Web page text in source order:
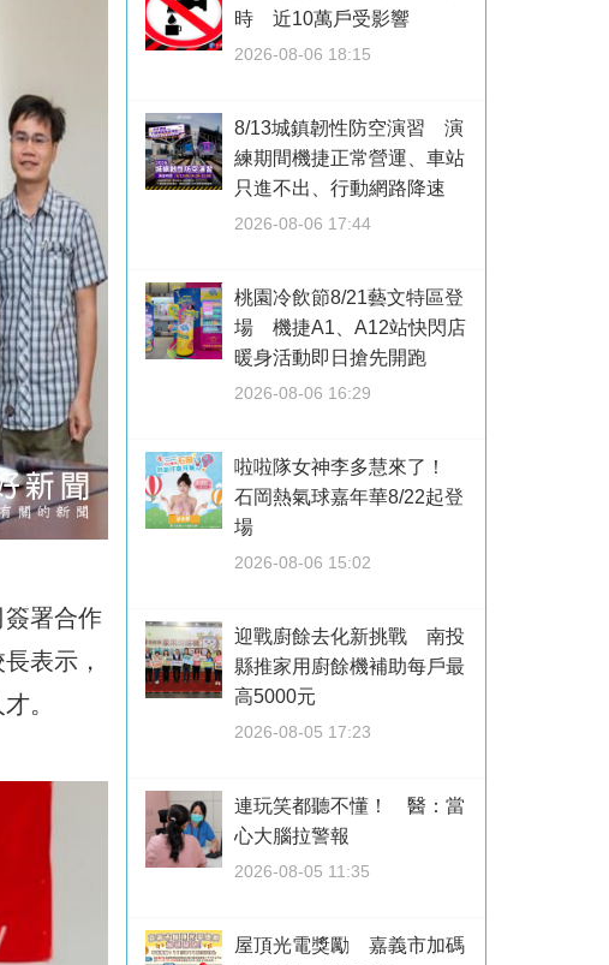
署合作
表示，
。
時 近10萬戶受影響
2026-08-06 18:15
8/13城鎮韌性防空演習 演
練期間機捷正常營運、車站
只進不出、行動網路降速
2026-08-06 17:44
桃園冷飲節8/21藝文特區登
場 機捷A1、A12站快閃店
暖身活動即日搶先開跑
2026-08-06 16:29
啦啦隊女神李多慧來了！
石岡熱氣球嘉年華8/22起登
場
2026-08-06 15:02
迎戰廚餘去化新挑戰 南投
縣推家用廚餘機補助每戶最
高5000元
2026-08-05 17:23
連玩笑都聽不懂！ 醫：當
心大腦拉警報
2026-08-05 11:35
屋頂光電獎勵 嘉義市加碼